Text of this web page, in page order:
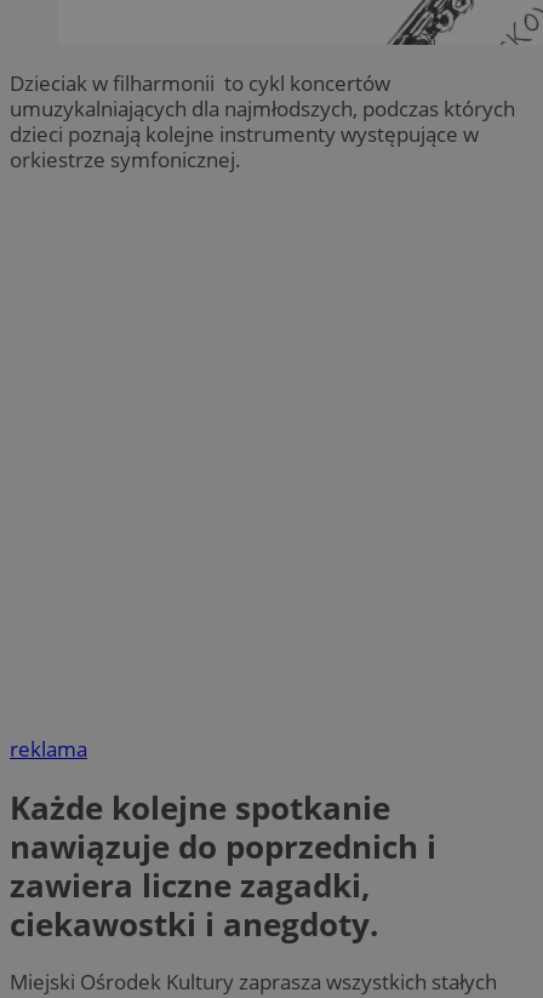
Dzieciak w filharmonii to cykl koncertów
umuzykalniających dla najmłodszych, podczas których
dzieci poznają kolejne instrumenty występujące w
orkiestrze symfonicznej.
reklama
Każde kolejne spotkanie
nawiązuje do poprzednich i
zawiera liczne zagadki,
ciekawostki i anegdoty.
Miejski Ośrodek Kultury zaprasza wszystkich stałych